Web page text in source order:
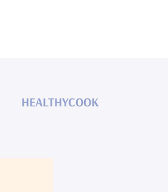
HEALTHYCOOK